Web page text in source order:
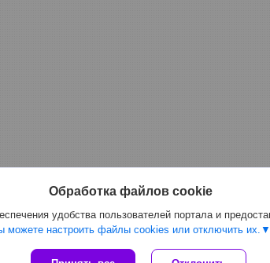
Обработка файлов cookie
удобства пользователей портала и
можете настроить файлы cookies или отключить их.